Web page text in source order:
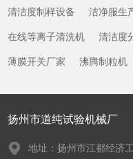
清洁度制样设备 洁净服生
在线等离子清洗机 清洁度
薄膜开关厂家 沸腾制粒机
扬州市道纯试验机械厂
地址：扬州市江都经济